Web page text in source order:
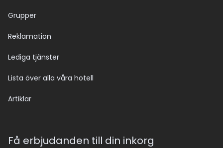
Grupper
Reklamation
Lediga tjänster
Lista över alla våra hotell
Artiklar
Få erbjudanden till din inkorg